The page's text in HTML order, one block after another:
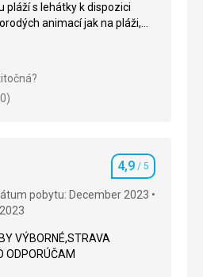
pláží s lehátky k dispozici
animací jak na pláži,
hotelu s "džunglí" kolem a
Čisto a příjemně, jídlo
bez jakýchkoli připomínek.
pláží s lehátky k dispozici
od malého po velkého
hotelu s "džunglí" kolem a
svědomím doporučím
0)
Hodnotenie
4,9 / 5
pobytu: December 2023
VÝBORNÉ,STRAVA
ODPORÚČAM